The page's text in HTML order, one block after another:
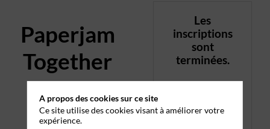
Paperjam
Together
-
Le
Les
inscriptions
sont
terminées.
A propos des cookies sur ce site
Ce site utilise des cookies visant à améliorer votre
expérience.